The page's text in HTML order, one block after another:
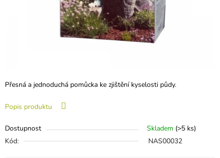
Přesná a jednoduchá pomůcka ke zjištění kyselosti půdy.
Popis produktu
Dostupnost Skladem (>5 ks)
Kód:
NAS00032